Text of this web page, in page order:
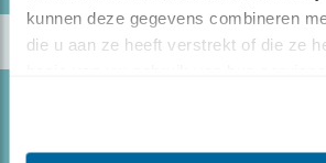
kunnen deze gegevens combineren
die u aan ze heeft verstrekt of die ze